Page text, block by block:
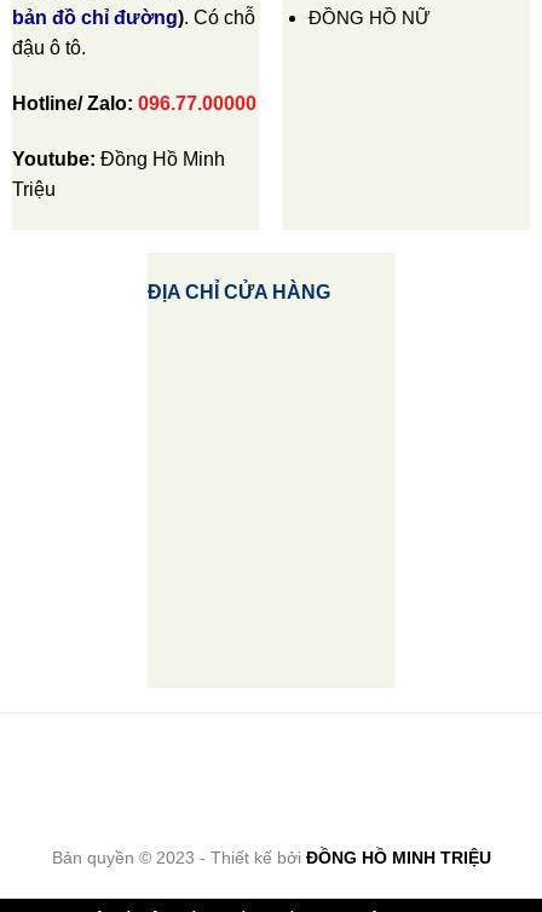
bản đồ chỉ đường). Có chỗ
đậu ô tô.
Hotline/ Zalo: 096.77.00000
Youtube: Đồng Hồ Minh
Triệu
ĐỒNG HỒ NỮ
ĐỊA CHỈ CỬA HÀNG
Bản quyền © 2023 - Thiết kế bởi ĐỒNG HỒ MINH TRIỆU